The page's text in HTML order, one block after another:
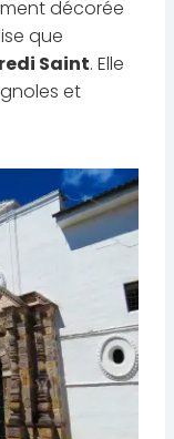
décorée
que
Saint. Elle
et